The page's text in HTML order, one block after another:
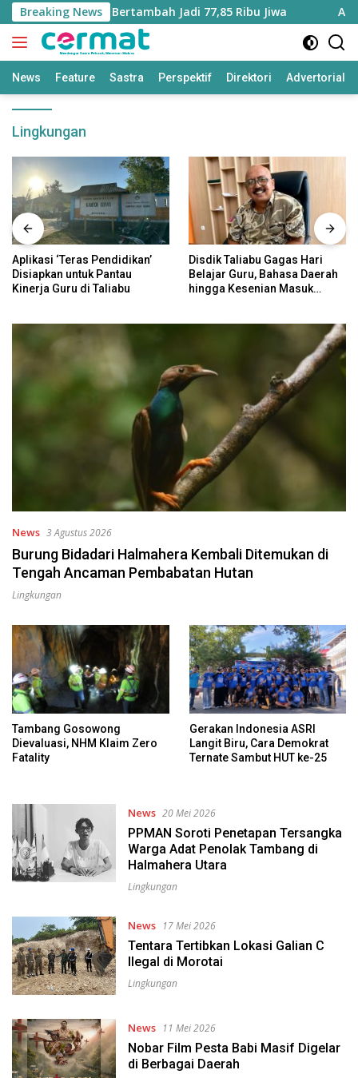
Langsung
ke
konten
Breaking News
Utara Bertambah Jadi 77,85 Ribu Jiwa
News Feature Sastra Perspektif Direktori Advertorial
Lingkungan
Aplikasi ‘Teras Pendidikan’
Disiapkan untuk Pantau
Kinerja Guru di Taliabu
Disdik Taliabu Gagas Hari
Belajar Guru, Bahasa Daerah
hingga Kesenian Masuk
News 3 Agustus 2026
Burung Bidadari Halmahera Kembali Ditemukan di
Tengah Ancaman Pembabatan Hutan
Lingkungan
Tambang Gosowong
Dievaluasi, NHM Klaim Zero
Fatality
Gerakan Indonesia ASRI
Langit Biru, Cara Demokrat
Ternate Sambut HUT ke-25
News 20 Mei 2026
PPMAN Soroti Penetapan Tersangka
Warga Adat Penolak Tambang di
Halmahera Utara
Lingkungan
News 17 Mei 2026
Tentara Tertibkan Lokasi Galian C
Ilegal di Morotai
Lingkungan
News 11 Mei 2026
Nobar Film Pesta Babi Masif Digelar
di Berbagai Daerah